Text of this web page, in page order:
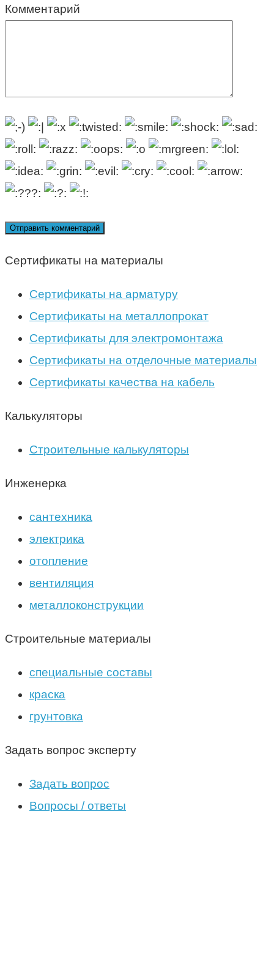
Комментарий
Сертификаты на материалы
Сертификаты на арматуру
Сертификаты на металлопрокат
Сертификаты для электромонтажа
Сертификаты на отделочные материалы
Сертификаты качества на кабель
Калькуляторы
Строительные калькуляторы
Инженерка
сантехника
электрика
отопление
вентиляция
металлоконструкции
Строительные материалы
специальные составы
краска
грунтовка
Задать вопрос эксперту
Задать вопрос
Вопросы / ответы